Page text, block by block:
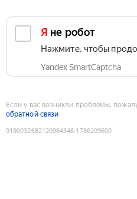
Я не робот
Нажмите, чтобы
Yandex SmartCaptcha
Если у вас возникли проблемы,
обратной связи
9190032682120964346:1786209600